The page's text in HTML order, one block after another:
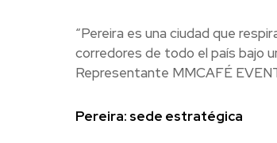
“Pereira es una ciudad que
corredores de todo el país bajo
Representante MMCAFÉ
Pereira: sede estratégica